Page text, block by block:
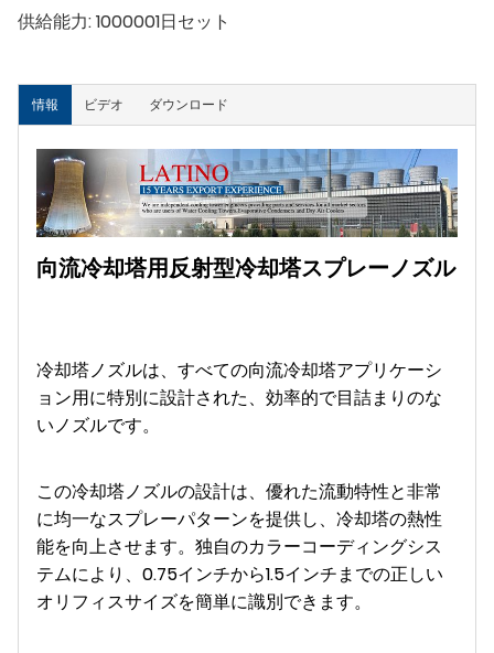
供給能力:1000001日セット
情報 ビデオ ダウンロード
向流冷却塔用反射型冷却塔スプレーノズル
冷却塔ノズルは、すべての向流冷却塔アプリケーシ
ョン用に特別に設計された、効率的で目詰まりのな
いノズルです。
この冷却塔ノズルの設計は、優れた流動特性と非常
に均一なスプレーパターンを提供し、冷却塔の熱性
能を向上させます。独自のカラーコーディングシス
テムにより、0.75インチから1.5インチまでの正しい
オリフィスサイズを簡単に識別できます。